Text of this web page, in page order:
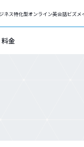
ネス特化型オンライン英会話ビズメ
料金